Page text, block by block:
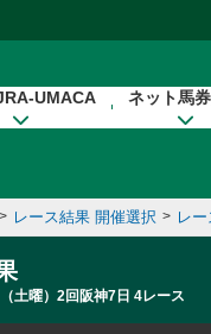
UMACA ネット馬
> レース結果 開催選択 > レ
土曜）2回阪神7日 4レース